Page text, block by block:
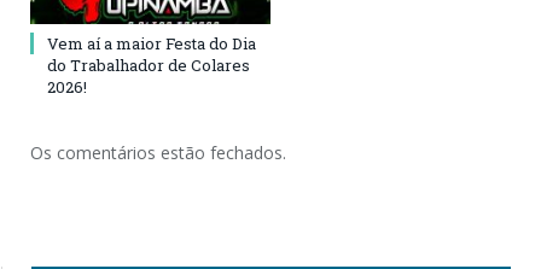
Vem aí a maior Festa do Dia
do Trabalhador de Colares
2026!
Os comentários estão fechados.